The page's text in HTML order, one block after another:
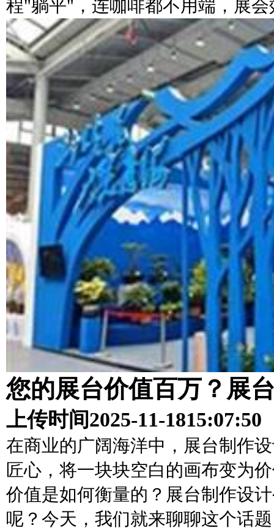
程"躺平"，连咖啡都不用端，展
您的展台价值百万？展
上传时间2025-11-1815:07:50
在商业的广阔海洋中，展台制作
匠心，将一块块空白的画布变为
价值是如何衡量的？展台制作设
呢？今天，我们就来聊聊这个话